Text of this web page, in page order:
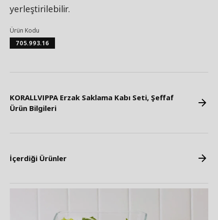
yerleştirilebilir.
Ürün Kodu
705.993.16
KORALLVIPPA Erzak Saklama Kabı Seti, Şeffaf
Ürün Bilgileri
İçerdiği Ürünler